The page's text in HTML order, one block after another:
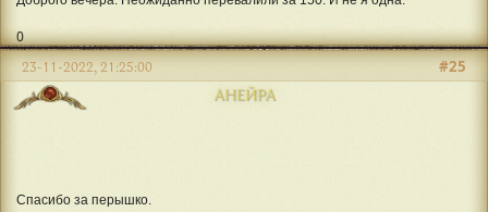
0
АНЕЙРА
#25
23-11-2022, 21:25:00
Спасибо за перышко.